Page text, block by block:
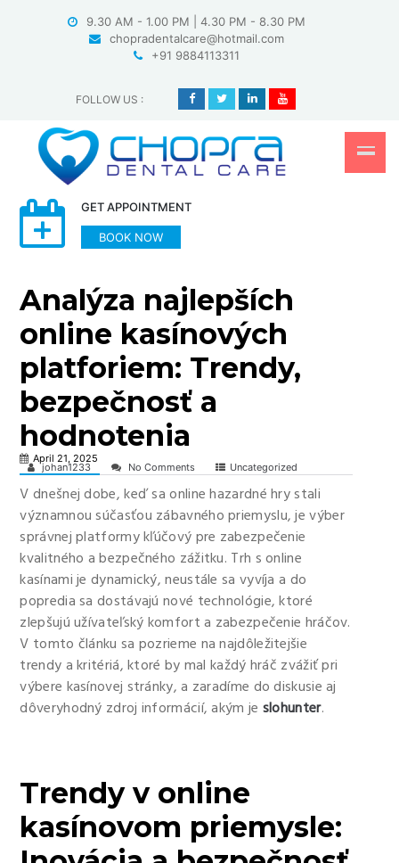
9.30 AM - 1.00 PM | 4.30 PM - 8.30 PM
chopradentalcare@hotmail.com
+91 9884113311
FOLLOW US :
GET APPOINTMENT
BOOK NOW
Analýza najlepších
online kasínových
platforiem: Trendy,
bezpečnosť a
hodnotenia
April 21, 2025
johan1233 No Comments Uncategorized
V dnešnej dobe, keď sa online hazardné hry stali
významnou súčasťou zábavného priemyslu, je výber
správnej platformy kľúčový pre zabezpečenie
kvalitného a bezpečného zážitku. Trh s online
kasínami je dynamický, neustále sa vyvíja a do
popredia sa dostávajú nové technológie, ktoré
zlepšujú užívateľský komfort a zabezpečenie hráčov.
V tomto článku sa pozrieme na najdôležitejšie
trendy a kritériá, ktoré by mal každý hráč zvážiť pri
výbere kasínovej stránky, a zaradíme do diskusie aj
dôveryhodný zdroj informácií, akým je slohunter.
Trendy v online
kasínovom priemysle: